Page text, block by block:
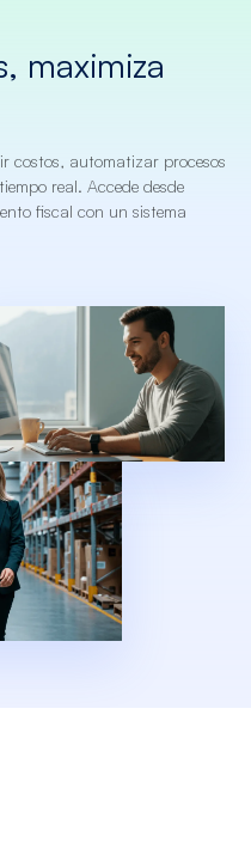
maximiza
costos, automatizar procesos
real. Accede desde
fiscal con un sistema